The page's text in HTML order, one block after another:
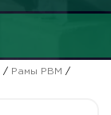
/ Рамы РВМ
/